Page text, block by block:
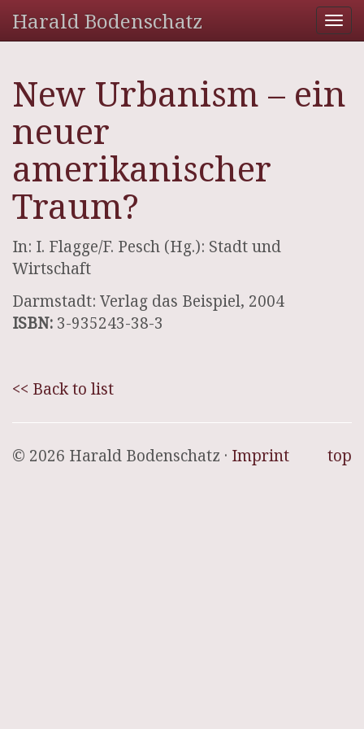
Harald Bodenschatz
New Urbanism – ein
neuer
amerikanischer
Traum?
In: I. Flagge/F. Pesch (Hg.): Stadt und
Wirtschaft
Darmstadt: Verlag das Beispiel, 2004
ISBN: 3-935243-38-3
<< Back to list
top
© 2026 Harald Bodenschatz · Imprint